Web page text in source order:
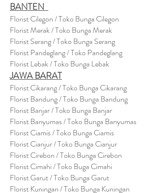
BANTEN
Florist Cilegon / Toko Bunga Cilegon
Florist Merak / Toko Bunga Merak
Florist Serang / Toko Bunga Serang
Florist Pandeglang / Toko Pandeglang
Florist Lebak / Toko Bunga Lebak
JAWA BARAT
Florist Cikarang/ Toko Bunga Cikarang
Florist Bandung / Toko Bunga Bandung
Florist Banjar / Toko Bunga Banjar
Florist Banyumas / Toko Bunga Banyumas
Florist Ciamis / Toko Bunga Ciamis
Florist Cianjur / Toko Bunga Cianjur
Florist Cirebon / Toko Bunga Cirebon
Florist Cimahi / Toko Buga Cimahi
Florist Garut / Toko Bunga Garut
Florist Kuningan / Toko Bunga Kuningan